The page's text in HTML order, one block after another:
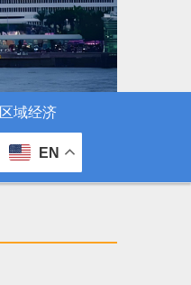
区域经济
EN